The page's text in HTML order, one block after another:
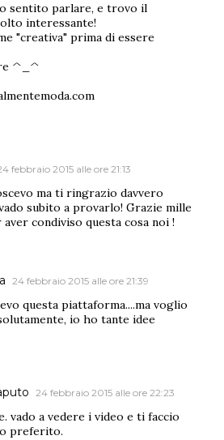
sentito parlare, e trovo il
interessante!
"creativa" prima di essere
^_^
febbraio 2015 alle ore 21:13
ma ti ringrazio davvero
subito a provarlo! Grazie mille
condiviso questa cosa noi !
24 febbraio 2015 alle ore 21:39
questa piattaforma....ma voglio
io ho tante idee
24 febbraio 2015 alle ore 22:23
vado a vedere i video e ti faccio
preferito.